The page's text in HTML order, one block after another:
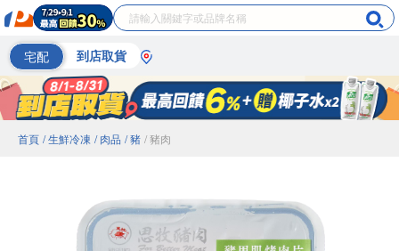
宅配 到店取貨
首頁 / 生鮮冷凍 / 肉品 / 豬 / 豬肉